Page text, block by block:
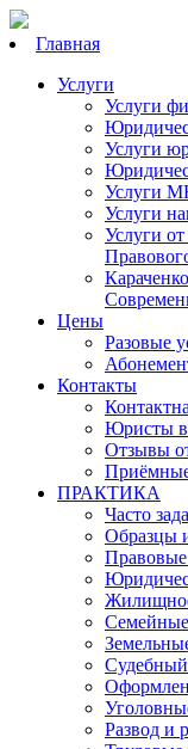
Главная
Услуги
Услуги
Услуги
Услуги
Услуги
Услуги
Цены
Разовые
Контакты
Юристы
Отзывы
ПРАКТИКА
Часто
Образцы
Правовые
Развод и